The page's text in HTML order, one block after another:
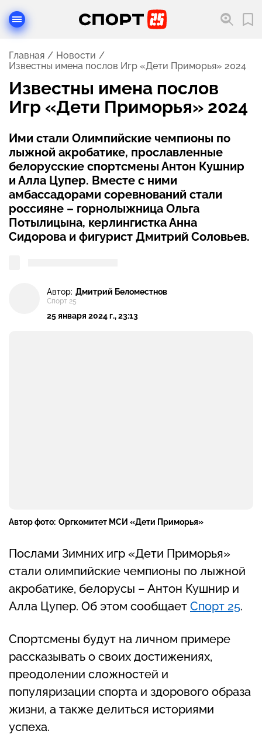
Главная
Новости
Известны имена послов Игр «Дети Приморья» 2024
Известны имена послов
Игр «Дети Приморья» 2024
Ими стали Олимпийские чемпионы по
лыжной акробатике, прославленные
белорусские спортсмены Антон Кушнир
и Алла Цупер. Вместе с ними
амбассадорами соревнований стали
россияне – горнолыжница Ольга
Потылицына, керлингистка Анна
Сидорова и фигурист Дмитрий Соловьев.
Автор: Дмитрий Беломестнов
Спорт 25
25 января 2024 г., 23:13
Автор фото: Оргкомитет МСИ «Дети Приморья»
Послами Зимних игр «Дети Приморья»
стали олимпийские чемпионы по лыжной
акробатике, белорусы – Антон Кушнир и
Алла Цупер. Об этом сообщает Спорт 25.
Спортсмены будут на личном примере
рассказывать о своих достижениях,
преодолении сложностей и
популяризации спорта и здорового образа
жизни, а также делиться историями
успеха.